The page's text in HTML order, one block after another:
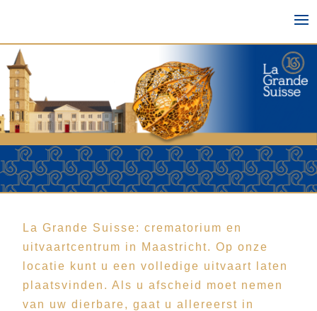
La Grande Suisse: crematorium en
uitvaartcentrum in Maastricht. Op onze
locatie kunt u een volledige uitvaart laten
plaatsvinden. Als u afscheid moet nemen
van uw dierbare, gaat u allereerst in